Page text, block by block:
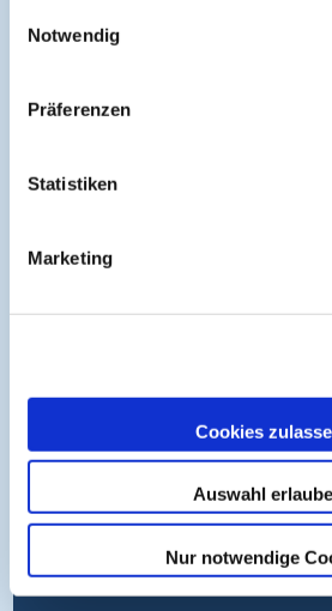
Notwendig
Präferenzen
Statistiken
Marketing
Cookies
Auswahl
Nur notwendige
CME-Leitlinie
CME-Punkte
Kontakt
Impressum
Wissen entdecken